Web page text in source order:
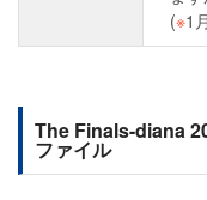
(※1
The Finals-diana
ファイル